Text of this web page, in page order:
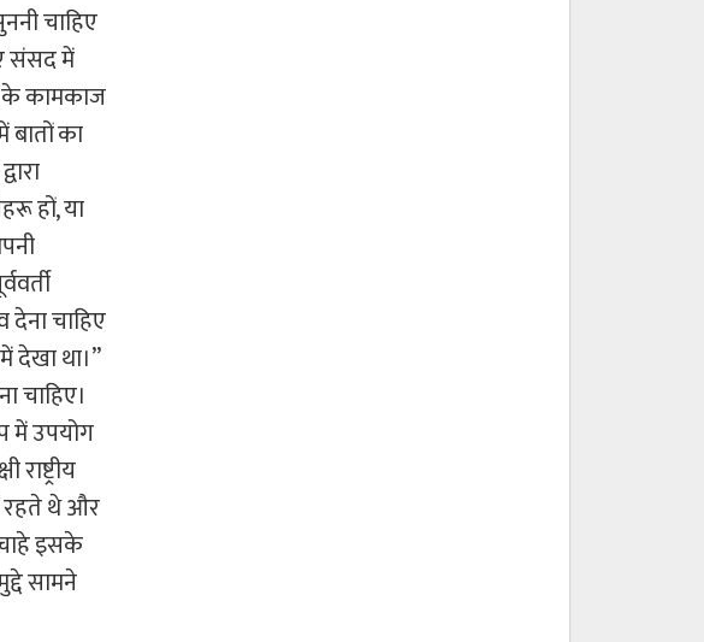
चाहिए
संसद में
के कामकाज
का
हों, या
चाहिए
था।’’
चाहिए।
में उपयोग
रहते थे और
इसके
सामने